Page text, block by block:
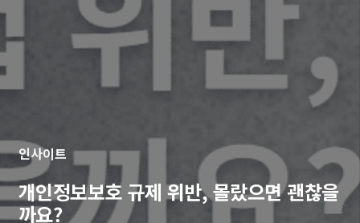
인사이트
개인정보보호 규제 위반, 몰랐으면 괜찮을
까요?